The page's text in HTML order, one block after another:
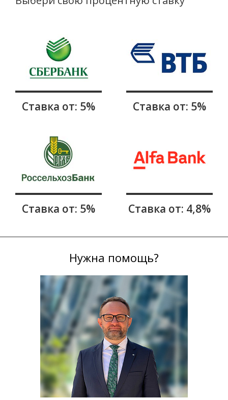
Ставка от: 5% Ставка от: 5%
Ставка от: 5% Ставка от: 4,8%
Нужна помощь?